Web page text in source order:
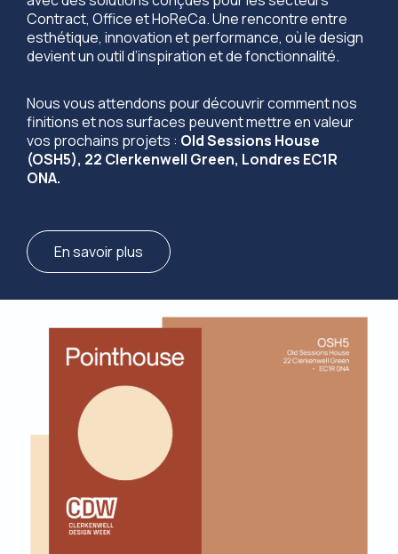
Contract, Office et HoReCa. Une rencontre entre
esthétique, innovation et performance, où le design
devient un outil d’inspiration et de fonctionnalité.
Nous vous attendons pour découvrir comment nos
finitions et nos surfaces peuvent mettre en valeur
vos prochains projets : Old Sessions House
(OSH5), 22 Clerkenwell Green, Londres EC1R
ONA.
En savoir plus